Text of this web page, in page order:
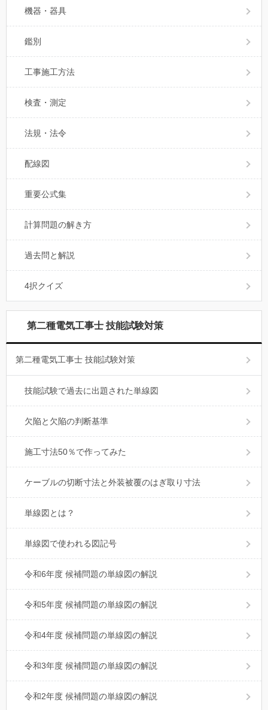
機器・器具
鑑別
工事施工方法
検査・測定
法規・法令
配線図
重要公式集
計算問題の解き方
過去問と解説
4択クイズ
第二種電気工事士 技能試験対策
第二種電気工事士 技能試験対策
技能試験で過去に出題された単線図
欠陥と欠陥の判断基準
施工寸法50％で作ってみた
ケーブルの切断寸法と外装被覆のはぎ取り寸法
単線図とは？
単線図で使われる図記号
令和6年度 候補問題の単線図の解説
令和5年度 候補問題の単線図の解説
令和4年度 候補問題の単線図の解説
令和3年度 候補問題の単線図の解説
令和2年度 候補問題の単線図の解説